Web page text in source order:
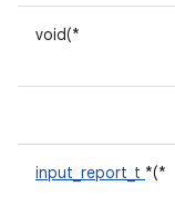
void(*
input_report_t *(*